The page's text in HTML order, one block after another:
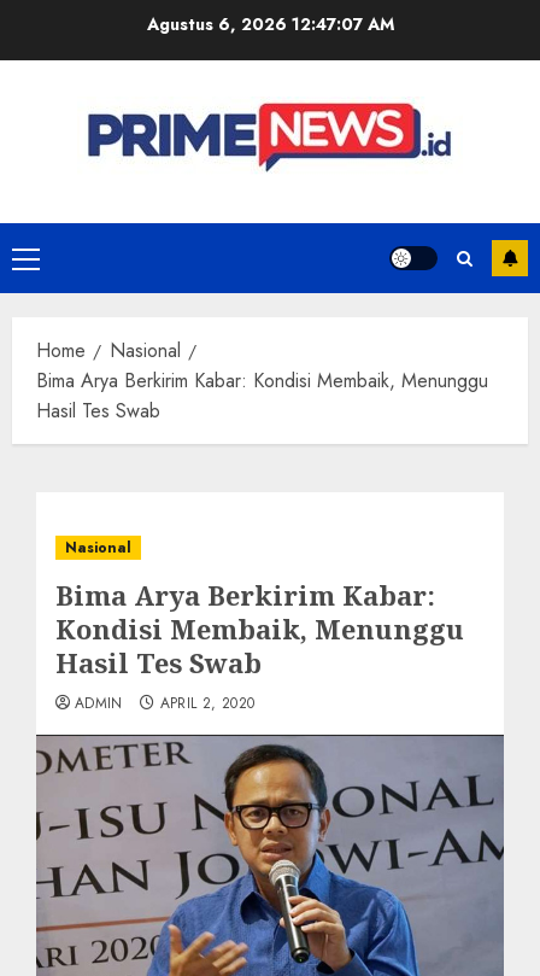
Agustus 6, 2026 12:47:08 AM
Primary
Menu
Home
Nasional
Bima Arya Berkirim Kabar: Kondisi Membaik, Menunggu
Hasil Tes Swab
Nasional
Bima Arya Berkirim Kabar:
Kondisi Membaik, Menunggu
Hasil Tes Swab
ADMIN APRIL 2, 2020